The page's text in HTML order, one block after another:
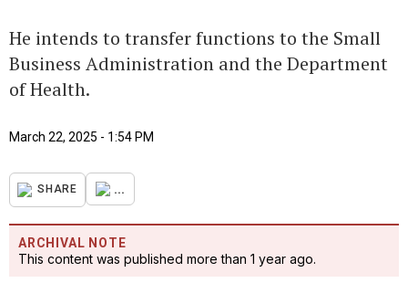
He intends to transfer functions to the Small
Business Administration and the Department
of Health.
March 22, 2025 - 1:54 PM
SHARE ...
ARCHIVAL NOTE
This content was published more than 1 year ago.